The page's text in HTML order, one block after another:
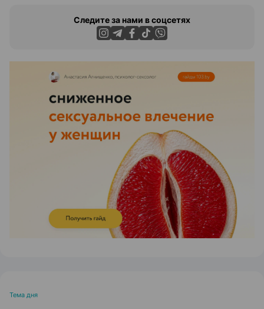
Следите за нами в соцсетях
ЭФФЕКТИВНАЯ РЕКЛАМА НА САЙТЕ
Тема дня